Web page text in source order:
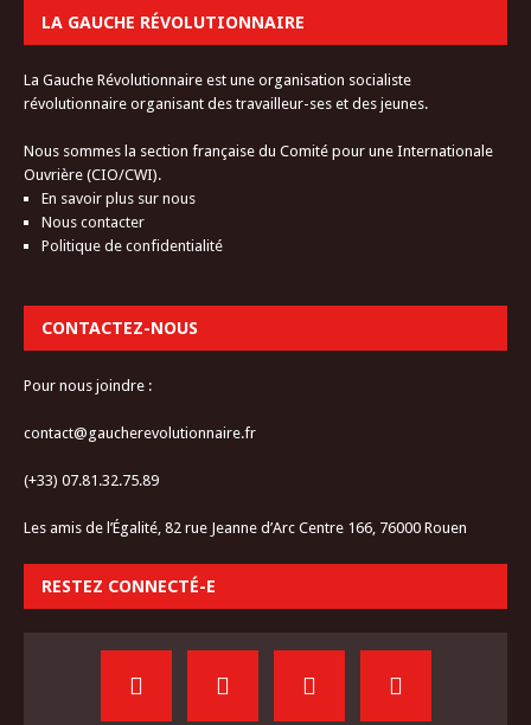
LA GAUCHE RÉVOLUTIONNAIRE
La Gauche Révolutionnaire est une organisation socialiste
révolutionnaire organisant des travailleur-ses et des jeunes.
Nous sommes la section française du Comité pour une Internationale
Ouvrière (CIO/CWI).
En savoir plus sur nous
Nous contacter
Politique de confidentialité
CONTACTEZ-NOUS
Pour nous joindre :
contact@gaucherevolutionnaire.fr
(+33) 07.81.32.75.89
Les amis de l’Égalité, 82 rue Jeanne d’Arc Centre 166, 76000 Rouen
RESTEZ CONNECTÉ-E